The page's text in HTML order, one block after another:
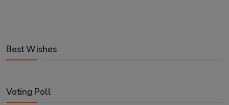
Best Wishes
Voting Poll